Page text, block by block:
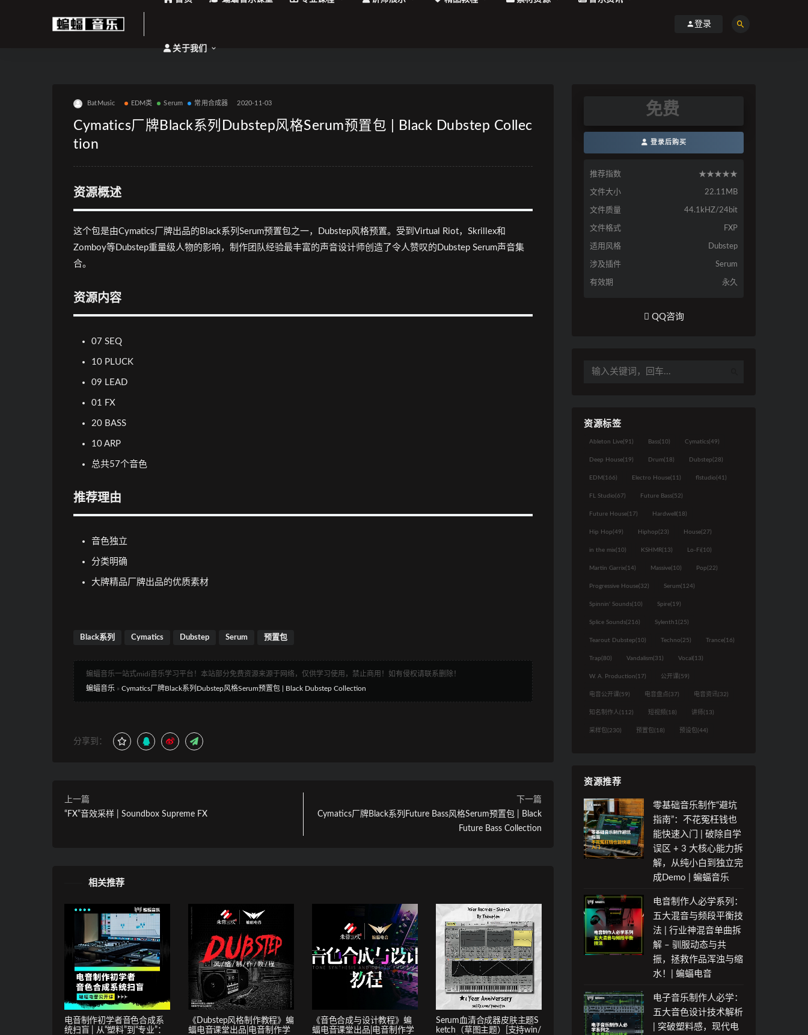
关于我们
登录
BatMusic EDM类 Serum 常用合成器 2020-11-03
Cymatics厂牌Black系列Dubstep风格Serum预置包 | Black Dubstep Collec
tion
资源概述
这个包是由Cymatics厂牌出品的Black系列Serum预置包之一，Dubstep风格预置。受到Virtual Riot，Skrillex和
Zomboy等Dubstep重量级人物的影响，制作团队经验最丰富的声音设计师创造了令人赞叹的Dubstep Serum声音集
合。
资源内容
07 SEQ
10 PLUCK
09 LEAD
01 FX
20 BASS
10 ARP
总共57个音色
推荐理由
音色独立
分类明确
大牌精品厂牌出品的优质素材
Black系列 Cymatics Dubstep Serum 预置包
蝙蝠音乐一站式midi音乐学习平台！本站部分免费资源来源于网络，仅供学习使用，禁止商用！如有侵权请联系删除！
蝙蝠音乐 » Cymatics厂牌Black系列Dubstep风格Serum预置包 | Black Dubstep Collection
分享到：
上一篇
“FX”音效采样 | Soundbox Supreme FX
下一篇
Cymatics厂牌Black系列Future Bass风格Serum预置包 | Black
Future Bass Collection
相关推荐
电音制作初学者音色合成系
统扫盲 | 从“塑料”到“专业”：
《Dubstep风格制作教程》蝙
蝠电音课堂出品|电音制作学
《音色合成与设计教程》蝙
蝠电音课堂出品|电音制作学
Serum血清合成器皮肤主题S
ketch（草图主题）[支持win/
免费
登录后购买
推荐指数 ★★★★★
文件大小 22.11MB
文件质量 44.1kHZ/24bit
文件格式 FXP
适用风格 Dubstep
涉及插件 Serum
有效期 永久
QQ咨询
资源标签
Ableton Live(91) Bass(10) Cymatics(49)
Deep House(19) Drum(18) Dubstep(28)
EDM(166) Electro House(11) flstudio(41)
FL Studio(67) Future Bass(52)
Future House(17) Hardwell (18)
Hip Hop(49) Hiphop(23) House(27)
in the mix(10) KSHMR(13) Lo-Fi(10)
Martin Garrix(14) Massive(10) Pop(22)
Progressive House(32) Serum(124)
Spinnin' Sounds(10) Spire(19)
Splice Sounds(216) Sylenth1(25)
Tearout Dubstep(10) Techno(25) Trance(16)
Trap(80) Vandalism(31) Vocal (13)
W. A. Production(17) 公开课(59)
电音公开课(59) 电音盘点(37) 电音资讯(32)
知名制作人(112) 短视频 (18) 讲师(13)
采样包(230) 预置包(18) 预设包(44)
资源推荐
零基础音乐制作“避坑
指南”：不花冤枉钱也
能快速入门 | 破除自学
误区 + 3 大核心能力拆
解，从纯小白到独立完
成Demo | 蝙蝠音乐
电音制作人必学系列：
五大混音与频段平衡技
法 | 行业神混音单曲拆
解 – 驯服动态与共
振，拯救作品浑浊与缩
水！| 蝙蝠电音
电子音乐制作人必学：
五大音色设计技术解析
| 突破塑料感，现代电